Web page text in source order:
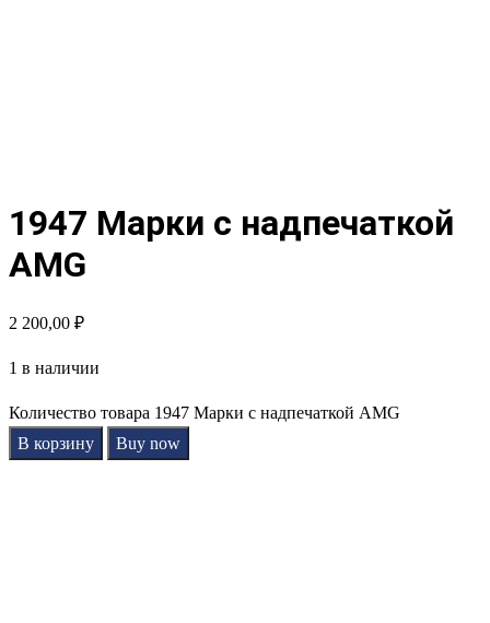
1947 Марки с надпечаткой
AMG
2 200,00 ₽
1 в наличии
Количество товара 1947 Марки с надпечаткой AMG
В корзину
Buy now